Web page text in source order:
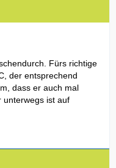
Fürs richtige
der entsprechend
dass er auch mal
unterwegs ist auf